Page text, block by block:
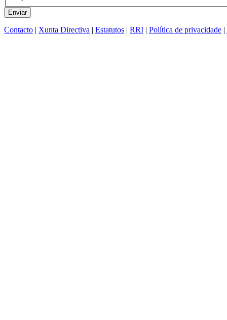
Enviar
Contacto | Xunta Directiva | Estatutos | RRI | Política de privacidade |